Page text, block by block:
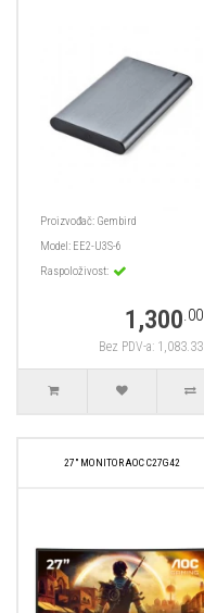
Proizvođač: Gembird
Model: EE2-U3S-6
Raspoloživost:
1,300.00
Bez PDV-a: 1,083.33
27" MONITOR AOC C27G42